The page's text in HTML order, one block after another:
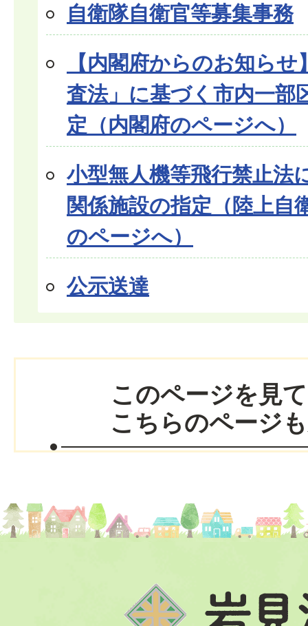
自衛隊自衛官等募集事務
【内閣府からのお知ら
査法」に基づく市内一部
定（内閣府のページへ）
小型無人機等飛行禁止法
関係施設の指定（陸上自
のページへ）
公示送達
このページを見
こちらのページ